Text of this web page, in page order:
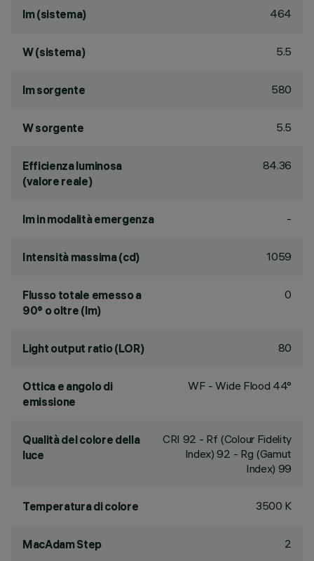
lm (sistema) 464
W (sistema) 5.5
lm sorgente 580
W sorgente 5.5
Efficienza luminosa
(valore reale)
84.36
lm in modalità emergenza -
Intensità massima (cd) 1059
Flusso totale emesso a
90° o oltre (lm)
0
Light output ratio (LOR) 80
Ottica e angolo di
emissione
WF - Wide Flood 44°
Qualità del colore della
luce
CRI 92 - Rf (Colour Fidelity
Index) 92 - Rg (Gamut
Index) 99
Temperatura di colore 3500 K
MacAdam Step 2